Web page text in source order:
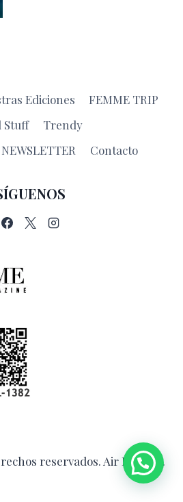
Ediciones
FEMME TRIP
Stuff
Trendy
Contacto
reservados. Air Femme.